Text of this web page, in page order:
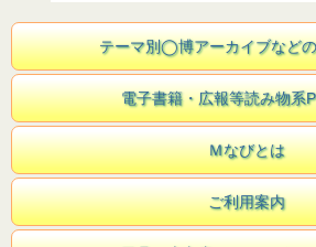
テーマ別◯博アーカイブなど
電子書籍・広報等読み物系
Ｍなびとは
ご利用案内